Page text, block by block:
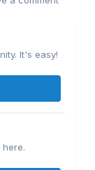
It's easy!